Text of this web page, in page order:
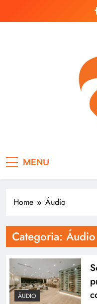
MENU
Home Áudio
Categoria: Áudio
ÁUDIO